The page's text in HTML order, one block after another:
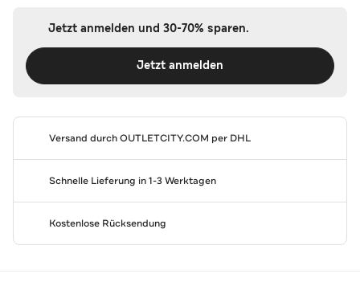
Jetzt anmelden und 30-70% sparen.
Jetzt anmelden
Versand durchOUTLETCITY.COM per DHL
Schnelle Lieferung in 1-3 Werktagen
Kostenlose Rücksendung